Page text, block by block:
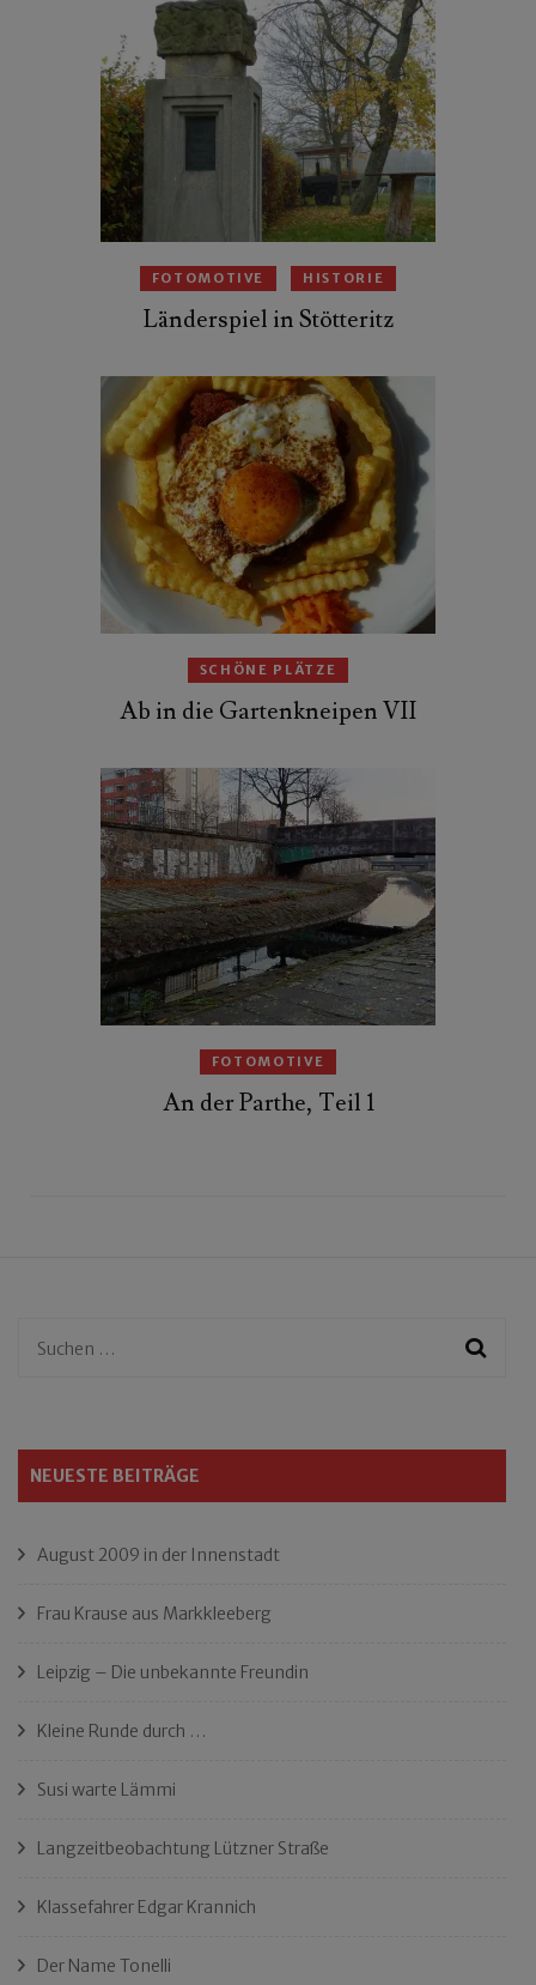
FOTOMOTIVE HISTORIE
Länderspiel in Stötteritz
SCHÖNE PLÄTZE
Ab in die Gartenkneipen VII
FOTOMOTIVE
An der Parthe, Teil 1
Suchen
NEUESTE BEITRÄGE
August 2009 in der Innenstadt
Frau Krause aus Markkleeberg
Leipzig – Die unbekannte Freundin
Kleine Runde durch …
Susi warte Lämmi
Langzeitbeobachtung Lützner Straße
Klassefahrer Edgar Krannich
Der Name Tonelli